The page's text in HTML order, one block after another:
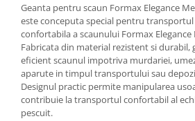
Geanta pentru scaun Formax Elegance
este conceputa special pentru
confortabila a scaunului Formax
Fabricata din material rezistent si durabil,
eficient scaunul impotriva murdariei,
aparute in timpul transportului sau
Designul practic permite manipularea
contribuie la transportul confortabil al
pescuit.